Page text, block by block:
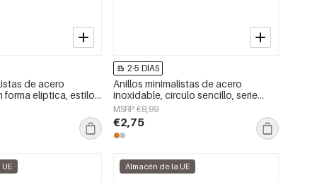
de acero
forma elíptica, estilo
para uso diario.
2-5 DÍAS
Anillos minimalistas de acero
inoxidable, círculo sencillo, serie
Daily Simple, joyería para mujer.
MSRP €8,99
€2,75
Almacén de la UE